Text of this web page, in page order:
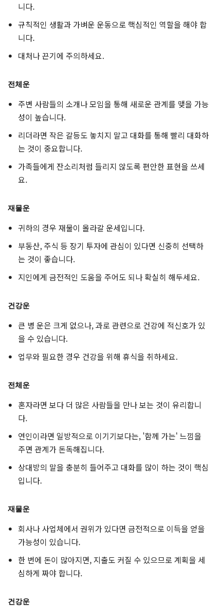
니다.
규칙적인 생활과 가벼운 운동으로 핵심적인 역할을 해야 합
니다.
대처나 끈기에 주의하세요.
전체운
주변 사람들의 소개나 모임을 통해 새로운 관계를 맺을 가능
성이 높습니다.
리더라면 작은 갈등도 놓치지 말고 대화를 통해 빨리 대화하
는 것이 중요합니다.
가족들에게 잔소리처럼 들리지 않도록 편안한 표현을 쓰세
요.
재물운
귀하의 경우 재물이 올라갈 운세입니다.
부동산, 주식 등 장기 투자에 관심이 있다면 신중히 선택하
는 것이 좋습니다.
지인에게 금전적인 도움을 주어도 되나 확실히 해두세요.
건강운
큰 병 운은 크게 없으나, 과로 관련으로 건강에 적신호가 있
을 수 있습니다.
업무와 필요한 경우 건강을 위해 휴식을 취하세요.
전체운
혼자라면 보다 더 많은 사람들을 만나 보는 것이 유리합니
다.
연인이라면 일방적으로 이기기보다는, '함께 가는' 느낌을
주면 관계가 돈독해집니다.
상대방의 말을 충분히 들어주고 대화를 많이 하는 것이 핵심
입니다.
재물운
회사나 사업체에서 권위가 있다면 금전적으로 이득을 얻을
가능성이 있습니다.
한 번에 돈이 많아지면, 지출도 커질 수 있으므로 계획을 세
심하게 짜야 합니다.
건강운